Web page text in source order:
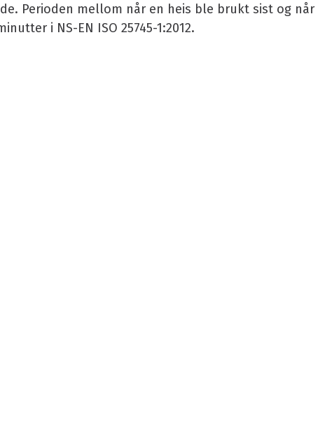
Perioden mellom når en heis ble brukt sist og
i NS-EN ISO 25745-1:2012.